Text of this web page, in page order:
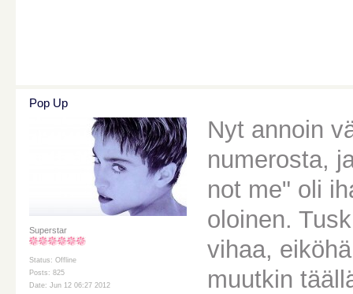
Pop Up
Superstar
Status: Offline
Posts: 825
Date: Jun 12 06:27 2012
Nyt annoin
numerosta,
not me" oli
oloinen.
vihaa,
muutkin